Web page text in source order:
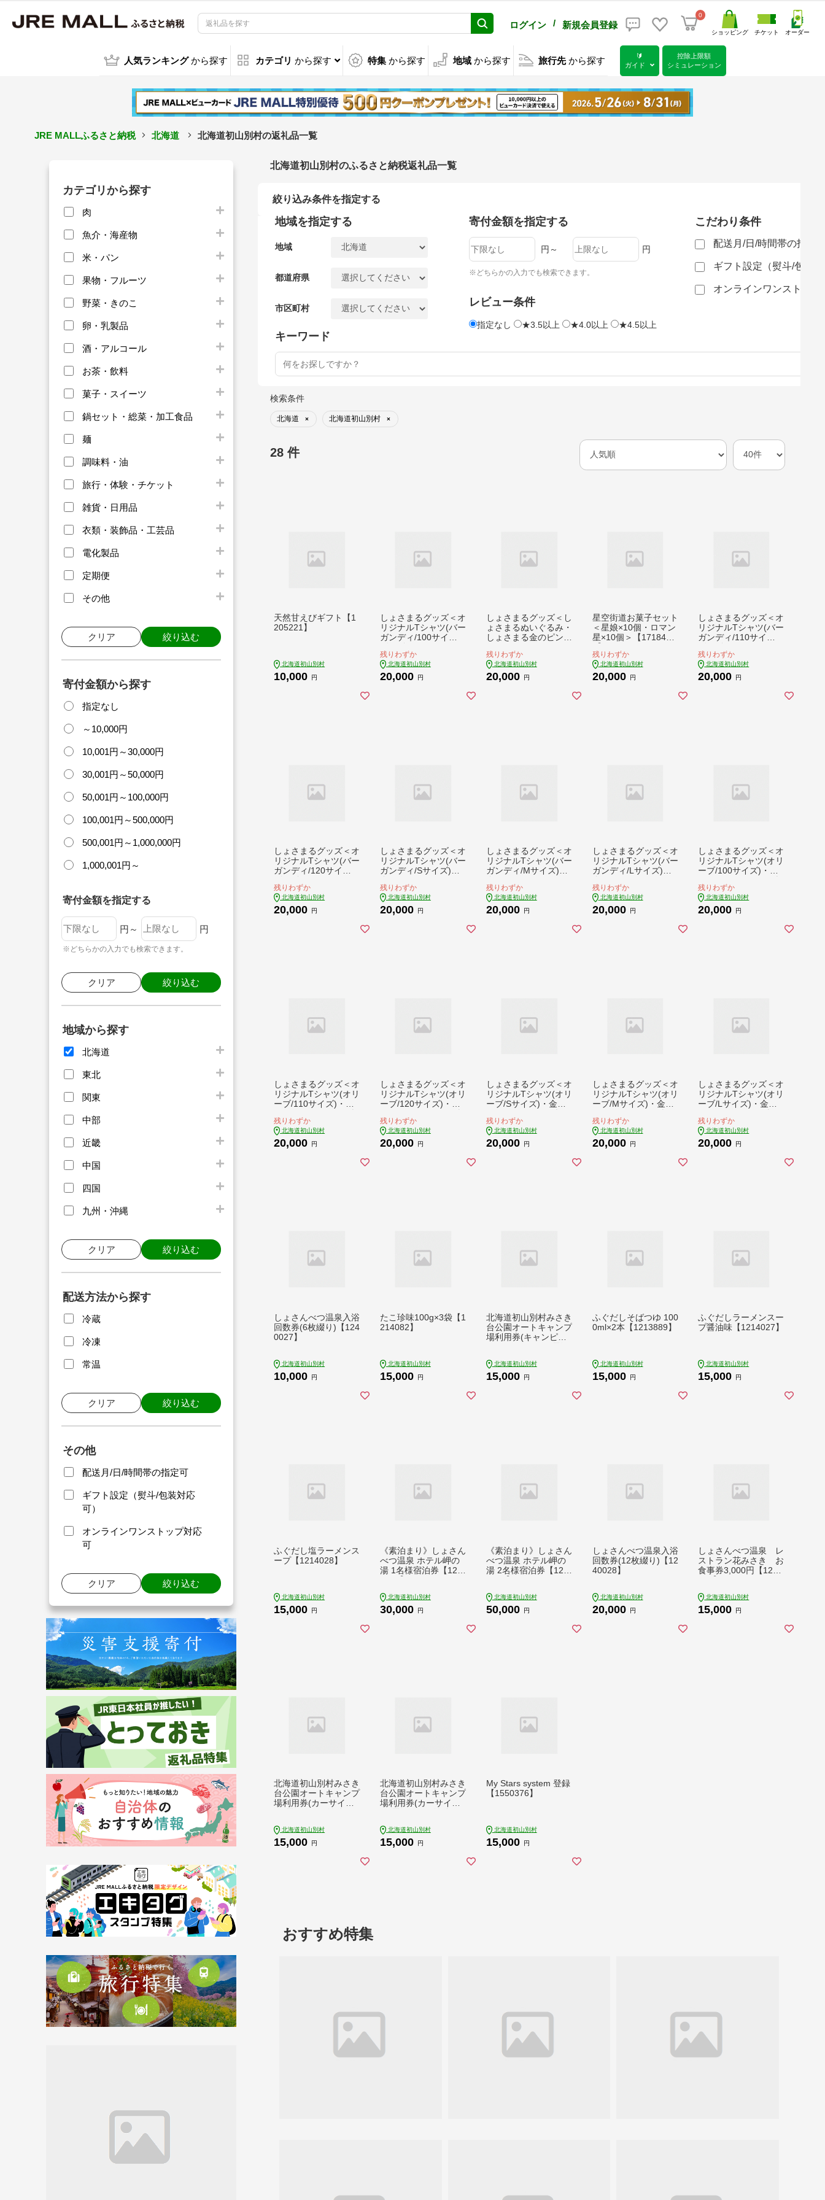
ログイン / 新規会員登録
0
ショッピング チケット オーダー
人気ランキング から探す カテゴリ から探す 特集 から探す 地域 から探す 旅行先 から探す
🔰
ガイド
控除上限額
シミュレーション
JRE MALLふるさと納税 北海道 北海道初山別村の返礼品一覧
カテゴリから探す
肉
魚介・海産物
米・パン
果物・フルーツ
野菜・きのこ
卵・乳製品
酒・アルコール
お茶・飲料
菓子・スイーツ
鍋セット・総菜・加工食品
麺
調味料・油
旅行・体験・チケット
雑貨・日用品
衣類・装飾品・工芸品
電化製品
定期便
その他
クリア 絞り込む
寄付金額から探す
指定なし
～10,000円
10,001円～30,000円
30,001円～50,000円
50,001円～100,000円
100,001円～500,000円
500,001円～1,000,000円
1,000,001円～
寄付金額を指定する
円～ 円
※どちらかの入力でも検索できます。
クリア 絞り込む
地域から探す
北海道
東北
関東
中部
近畿
中国
四国
九州・沖縄
クリア 絞り込む
配送方法から探す
冷蔵
冷凍
常温
クリア 絞り込む
その他
配送月/日/時間帯の指定可
ギフト設定（熨斗/包装対応
可）
オンラインワンストップ対応
可
クリア 絞り込む
北海道初山別村のふるさと納税返礼品一覧
絞り込み条件を指定する
地域を指定する
地域
都道府県
市区町村
寄付金額を指定する
円～ 円
※どちらかの入力でも検索できます。
レビュー条件
指定なし ★3.5以上 ★4.0以上 ★4.5以上
こだわり条件
配送月/日/時間帯の指定
ギフト設定（熨斗/包装
オンラインワンストップ
キーワード
検索条件
北海道 × 北海道初山別村 ×
28 件
天然甘えびギフト【1
205221】
北海道初山別村
10,000 円
しょさまるグッズ＜オ
リジナルTシャツ(バー
ガンディ/100サイ
チ・メモ帳＞【17219
22】
残りわずか
北海道初山別村
20,000 円
しょさまるグッズ＜し
ょさまるぬいぐるみ・
しょさまる金のピンバ
帳＞【1718443】
残りわずか
北海道初山別村
20,000 円
星空街道お菓子セット
＜星娘×10個・ロマン
星×10個＞【171846
残りわずか
北海道初山別村
20,000 円
しょさまるグッズ＜オ
リジナルTシャツ(バー
ガンディ/110サイ
チ・メモ帳＞【17219
23】
残りわずか
北海道初山別村
20,000 円
しょさまるグッズ＜オ
リジナルTシャツ(バー
ガンディ/120サイ
チ・メモ帳＞【17219
24】
残りわずか
北海道初山別村
20,000 円
しょさまるグッズ＜オ
リジナルTシャツ(バー
ガンディ/Sサイズ)・
帳＞【1721925】
残りわずか
北海道初山別村
20,000 円
しょさまるグッズ＜オ
リジナルTシャツ(バー
ガンディ/Mサイズ)・
帳＞【1721926】
残りわずか
北海道初山別村
20,000 円
しょさまるグッズ＜オ
リジナルTシャツ(バー
ガンディ/Lサイズ)・
帳＞【1721927】
残りわずか
北海道初山別村
20,000 円
しょさまるグッズ＜オ
リジナルTシャツ(オリ
ーブ/100サイズ)・金
＞【1721928】
残りわずか
北海道初山別村
20,000 円
しょさまるグッズ＜オ
リジナルTシャツ(オリ
ーブ/110サイズ)・金
＞【1721929】
残りわずか
北海道初山別村
20,000 円
しょさまるグッズ＜オ
リジナルTシャツ(オリ
ーブ/120サイズ)・金
＞【1721930】
残りわずか
北海道初山別村
20,000 円
しょさまるグッズ＜オ
リジナルTシャツ(オリ
ーブ/Sサイズ)・金の
【1721931】
残りわずか
北海道初山別村
20,000 円
しょさまるグッズ＜オ
リジナルTシャツ(オリ
ーブ/Mサイズ)・金の
【1721932】
残りわずか
北海道初山別村
20,000 円
しょさまるグッズ＜オ
リジナルTシャツ(オリ
ーブ/Lサイズ)・金の
【1721933】
残りわずか
北海道初山別村
20,000 円
しょさんべつ温泉入浴
回数券(6枚綴り)【124
0027】
北海道初山別村
10,000 円
たこ珍味100g×3袋【1
214082】
北海道初山別村
15,000 円
北海道初山別村みさき
台公園オートキャンプ
場利用券(キャンピン
0】北海道初山別村
15,000 円
ふぐだしそばつゆ 100
0ml×2本【1213889】
北海道初山別村
15,000 円
ふぐだしラーメンスー
プ醤油味【1214027】
北海道初山別村
15,000 円
ふぐだし塩ラーメンス
ープ【1214028】
北海道初山別村
15,000 円
《素泊まり》しょさん
べつ温泉 ホテル岬の
湯 1名様宿泊券【124
北海道初山別村
30,000 円
《素泊まり》しょさん
べつ温泉 ホテル岬の
湯 2名様宿泊券【124
北海道初山別村
50,000 円
しょさんべつ温泉入浴
回数券(12枚綴り)【12
40028】
北海道初山別村
20,000 円
しょさんべつ温泉 レ
ストラン花みさき お
食事券3,000円【1240
北海道初山別村
15,000 円
北海道初山別村みさき
台公園オートキャンプ
場利用券(カーサイト/
北海道初山別村
15,000 円
北海道初山別村みさき
台公園オートキャンプ
場利用券(カーサイト/
北海道初山別村
15,000 円
My Stars system 登録
【1550376】
北海道初山別村
15,000 円
おすすめ特集